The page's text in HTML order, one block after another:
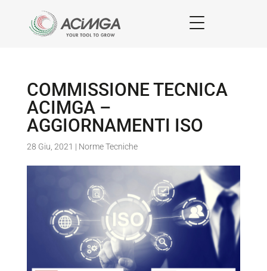
COMMISSIONE TECNICA
ACIMGA –
AGGIORNAMENTI ISO
28 Giu, 2021 | Norme Tecniche